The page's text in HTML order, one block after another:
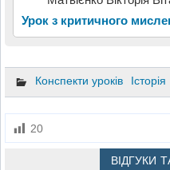
Урок з критичного
Конспекти уроків Історія
20
ВІДГУКИ